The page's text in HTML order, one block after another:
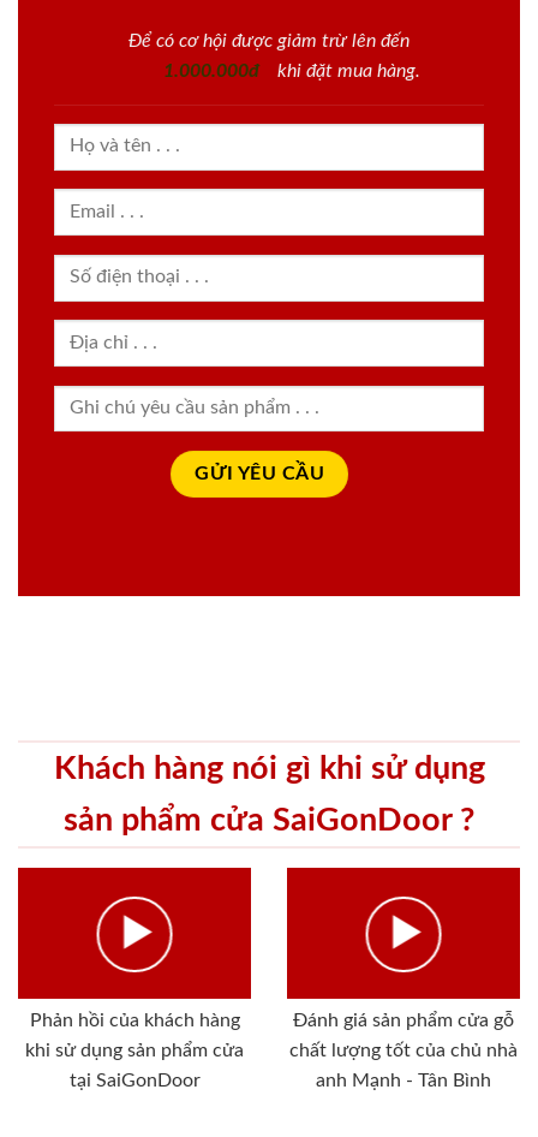
Để có cơ hội được giảm trừ lên đến
1.000.000đ
khi đặt mua hàng.
Khách hàng nói gì khi sử dụng
sản phẩm cửa SaiGonDoor ?
Phản hồi của khách hàng
khi sử dụng sản phẩm cửa
tại SaiGonDoor
Đánh giá sản phẩm cửa gỗ
chất lượng tốt của chủ nhà
anh Mạnh - Tân Bình